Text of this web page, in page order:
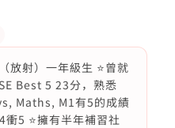
放射）一年級生 ⭐曾就
Best 5 23分，熟悉
Maths, M1有5的成績
衝5 ⭐️擁有半年補習社